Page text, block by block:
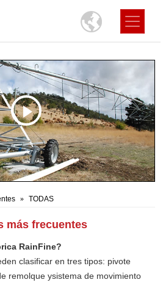
TODAS
más frecuentes
RainFine?
clasificar en tres tipos: pivote
remolque ysistema de movimiento